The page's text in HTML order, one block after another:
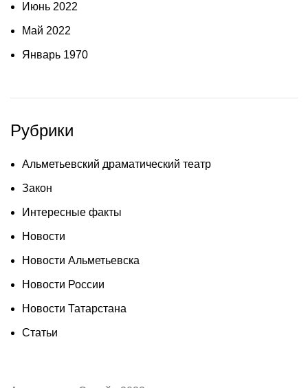
Июнь 2022
Май 2022
Январь 1970
Рубрики
Альметьевский драматический театр
Закон
Интересные факты
Новости
Новости Альметьевска
Новости России
Новости Татарстана
Статьи